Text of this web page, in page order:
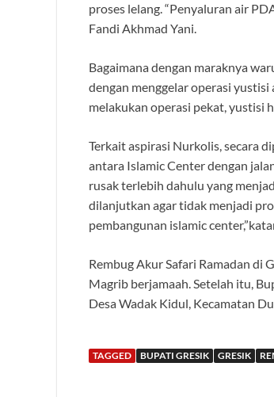
proses lelang. “Penyaluran air
Fandi Akhmad Yani.
Bagaimana dengan maraknya
dengan menggelar operasi
melakukan operasi pekat, yustisi
Terkait aspirasi Nurkolis, secara
antara Islamic Center dengan
rusak terlebih dahulu yang
dilanjutkan agar tidak menjadi
pembangunan islamic
Rembug Akur Safari Ramadan di
Magrib berjamaah. Setelah itu,
Desa Wadak Kidul, Kecamatan
TAGGED BUPATI GRESIK GRESIK